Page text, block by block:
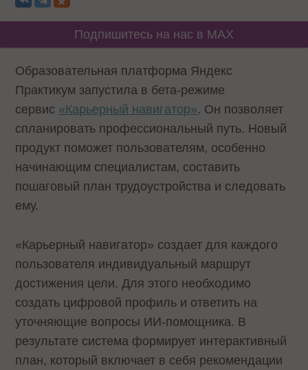
Подпишитесь на нас в MAX
Образовательная платформа Яндекс
Практикум запустила в бета-режиме
сервис «Карьерный навигатор». Он позволяет
спланировать профессиональный путь. Новый
продукт поможет пользователям, особенно
начинающим специалистам, составить
пошаговый план трудоустройства и следовать
ему.
«Карьерный навигатор» создает для каждого
пользователя индивидуальный маршрут
достижения цели. Для этого необходимо
создать цифровой профиль и ответить на
уточняющие вопросы ИИ-помощника. В
результате система формирует интерактивный
план, который включает в себя рекомендации